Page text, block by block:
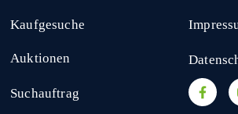
Kaufgesuche
Auktionen
Suchauftrag